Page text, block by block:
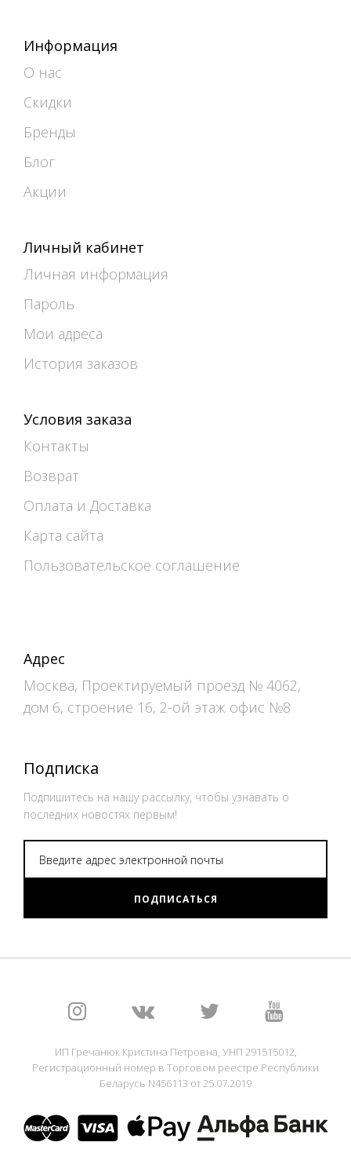
Информация
О нас
Скидки
Бренды
Блог
Акции
Личный кабинет
Личная информация
Пароль
Мои адреса
История заказов
Условия заказа
Контакты
Возврат
Оплата и Доставка
Карта сайта
Пользовательское соглашение
Адрес
Москва, Проектируемый проезд № 4062,
дом 6, строение 16, 2-ой этаж офис №8
Подписка
Подпишитесь на нашу рассылку, чтобы узнавать о
последних новостях первым!
ПОДПИСАТЬСЯ
ИП Гречанюк Кристина Петровна, УНП 291515012,
Регистрационный номер в Торговом реестре Республики
Беларусь N456113 от 25.07.2019